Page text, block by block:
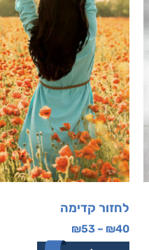
לחזור קדימה
₪40
–
₪53